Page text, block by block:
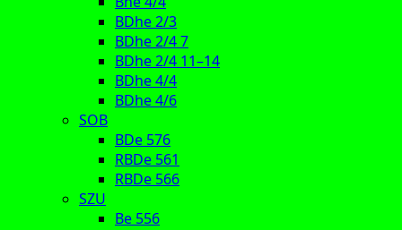
BDhe 2/3
BDhe 2/4 7
BDhe 2/4 11–14
BDhe 4/4
BDhe 4/6
SOB
BDe 576
RBDe 561
RBDe 566
SZU
Be 556